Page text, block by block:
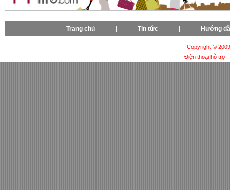
Trang chủ Tin tức Hướng
Copyright ©
Điện thoại hỗ trợ: